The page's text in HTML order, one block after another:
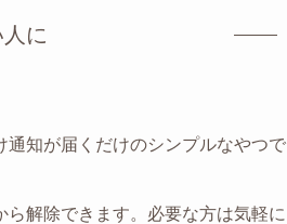
に
知が届くだけのシンプルなやつで
解除できます。必要な方は気軽に